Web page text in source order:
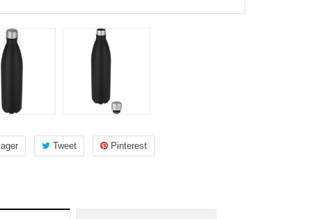
Tweet Pinterest